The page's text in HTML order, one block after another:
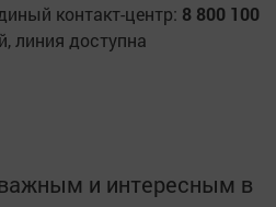
контакт-центр: 8 800 100
линия доступна
и интересным в